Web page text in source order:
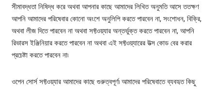
সীমাবদ্ধতা নিষিদ্ধ করে অথবা আপনার কাছে আমাদের লিখিত অনুমতি আসে ততক্ষণ
আপনি আমাদের পরিষেবার কোনো অংশে অনুলিপি করতে পারবেন না, সংশোধন, বিক্রি,
অথবা লীজ দিতে পারবেন না অথবা সফ্টওয়্যার অন্তর্ভুক্ত করতে পারবেন না, আপনি
রিভারস ইঞ্জিনিয়ার করতে পারবেন না অথবা এই সফ্টওয়্যারের উত্স কোড বের করার
প্রচেষ্টা করতে পারবেন না৷
ওপেন সোর্স সফ্টওয়্যার আমাদের কাছে গুরুত্বপূর্ণ৷ আমাদের পরিষেবাতে ব্যবহৃত কিছু